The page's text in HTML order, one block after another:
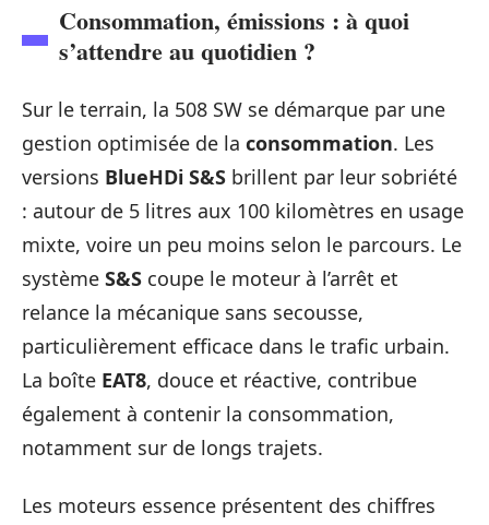
Consommation, émissions : à quoi
s’attendre au quotidien ?
Sur le terrain, la 508 SW se démarque par une
gestion optimisée de la consommation. Les
versions BlueHDi S&S brillent par leur sobriété
: autour de 5 litres aux 100 kilomètres en usage
mixte, voire un peu moins selon le parcours. Le
système S&S coupe le moteur à l’arrêt et
relance la mécanique sans secousse,
particulièrement efficace dans le trafic urbain.
La boîte EAT8, douce et réactive, contribue
également à contenir la consommation,
notamment sur de longs trajets.
Les moteurs essence présentent des chiffres